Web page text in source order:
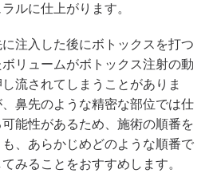
ルに仕上がります。
注入した後にボトックスを打つ
リュームがボトックス注射の動
流されてしまうことがありま
鼻先のような精密な部位では仕
能性があるため、施術の順番を
、あらかじめどのような順番で
みることをおすすめします。